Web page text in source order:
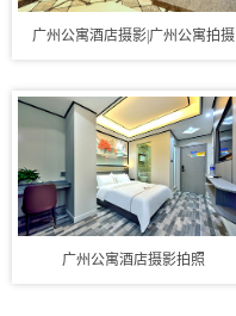
广州公寓酒店摄影|广州公寓拍摄
广州公寓酒店摄影拍照